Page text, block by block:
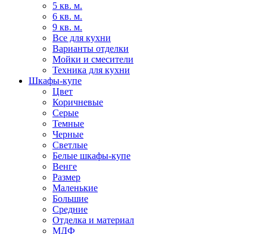
5 кв. м.
6 кв. м.
9 кв. м.
Все для кухни
Варианты отделки
Мойки и смесители
Техника для кухни
Шкафы-купе
Цвет
Коричневые
Серые
Темные
Черные
Светлые
Белые шкафы-купе
Венге
Размер
Маленькие
Большие
Средние
Отделка и материал
МДФ